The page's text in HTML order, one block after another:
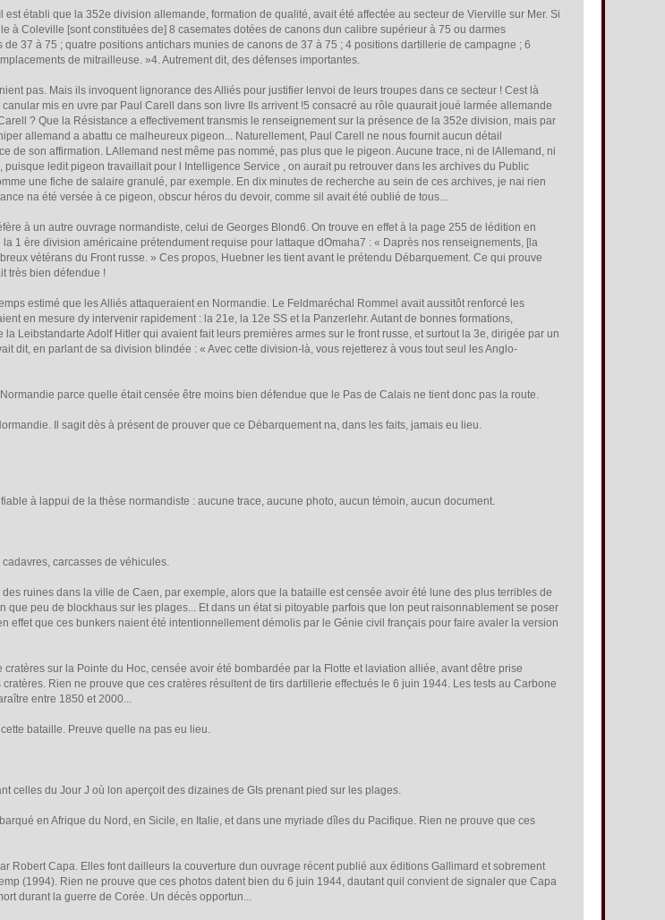
établi que la 352e division allemande, formation de qualité, avait été affectée au secteur de Vierville sur Mer. Si
à Coleville [sont constituées de] 8 casemates dotées de canons dun calibre supérieur à 75 ou darmes
37 à 75 ; quatre positions antichars munies de canons de 37 à 75 ; 4 positions dartillerie de campagne ; 6
de mitrailleuse. »4. Autrement dit, des défenses importantes.
pas. Mais ils invoquent lignorance des Alliés pour justifier lenvoi de leurs troupes dans ce secteur ! Cest là
mis en uvre par Paul Carell dans son livre Ils arrivent !5 consacré au rôle quaurait joué larmée allemande
? Que la Résistance a effectivement transmis le renseignement sur la présence de la 352e division, mais par
allemand a abattu ce malheureux pigeon... Naturellement, Paul Carell ne nous fournit aucun détail
son affirmation. LAllemand nest même pas nommé, pas plus que le pigeon. Aucune trace, ni de lAllemand, ni
ledit pigeon travaillait pour l Intelligence Service , on aurait pu retrouver dans les archives du Public
une fiche de salaire granulé, par exemple. En dix minutes de recherche au sein de ces archives, je nai rien
na été versée à ce pigeon, obscur héros du devoir, comme sil avait été oublié de tous...
à un autre ouvrage normandiste, celui de Georges Blond6. On trouve en effet à la page 255 de lédition en
1 ère division américaine prétendument requise pour lattaque dOmaha7 : « Daprès nos renseignements, [la
vétérans du Front russe. » Ces propos, Huebner les tient avant le prétendu Débarquement. Ce qui prouve
très bien défendue !
estimé que les Alliés attaqueraient en Normandie. Le Feldmaréchal Rommel avait aussitôt renforcé les
en mesure dy intervenir rapidement : la 21e, la 12e SS et la Panzerlehr. Autant de bonnes formations,
la Leibstandarte Adolf Hitler qui avaient fait leurs premières armes sur le front russe, et surtout la 3e, dirigée par un
dit, en parlant de sa division blindée : « Avec cette division-là, vous rejetterez à vous tout seul les Anglo-
parce quelle était censée être moins bien défendue que le Pas de Calais ne tient donc pas la route.
Il sagit dès à présent de prouver que ce Débarquement na, dans les faits, jamais eu lieu.
à lappui de la thèse normandiste : aucune trace, aucune photo, aucun témoin, aucun document.
carcasses de véhicules.
ruines dans la ville de Caen, par exemple, alors que la bataille est censée avoir été lune des plus terribles de
que peu de blockhaus sur les plages... Et dans un état si pitoyable parfois que lon peut raisonnablement se poser
effet que ces bunkers naient été intentionnellement démolis par le Génie civil français pour faire avaler la version
sur la Pointe du Hoc, censée avoir été bombardée par la Flotte et laviation alliée, avant dêtre prise
Rien ne prouve que ces cratères résultent de tirs dartillerie effectués le 6 juin 1944. Les tests au Carbone
entre 1850 et 2000...
bataille. Preuve quelle na pas eu lieu.
celles du Jour J où lon aperçoit des dizaines de GIs prenant pied sur les plages.
en Afrique du Nord, en Sicile, en Italie, et dans une myriade dîles du Pacifique. Rien ne prouve que ces
Robert Capa. Elles font dailleurs la couverture dun ouvrage récent publié aux éditions Gallimard et sobrement
(1994). Rien ne prouve que ces photos datent bien du 6 juin 1944, dautant quil convient de signaler que Capa
durant la guerre de Corée. Un décès opportun...